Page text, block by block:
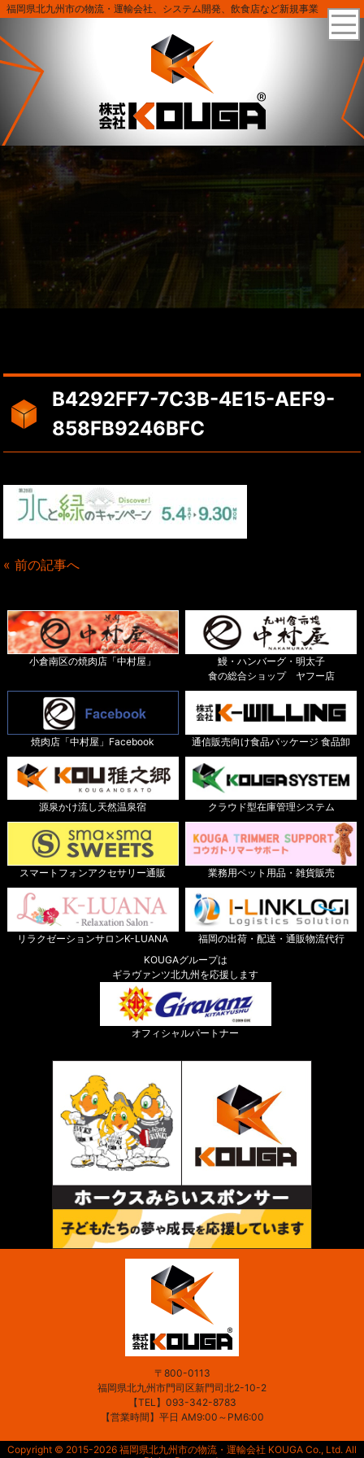
福岡県北九州市の物流・運輸会社、システム開発、飲食店など新規事業
B4292FF7-7C3B-4E15-AEF9-
858FB9246BFC
« 前の記事へ
小倉南区の焼肉店「中村屋」
鰻・ハンバーグ・明太子
食の総合ショップ ヤフー店
焼肉店「中村屋」Facebook 通信販売向け食品パッケージ 食品卸
源泉かけ流し天然温泉宿 クラウド型在庫管理システム
スマートフォンアクセサリー通販 業務用ペット用品・雑貨販売
リラクゼーションサロンK-LUANA
福岡の出荷・配送・通販物流代行
KOUGAグループは
ギラヴァンツ北九州を応援します
オフィシャルパートナー
〒800-0113
福岡県北九州市門司区新門司北2-10-2
【TEL】 093-342-8783
【営業時間】平日 AM9:00～PM6:00
Copyright © 2015-2026 福岡県北九州市の物流・運輸会社 KOUGA Co., Ltd. All